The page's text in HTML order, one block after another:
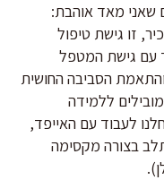
שאני מאד אוהבת:
זו גישת טיפול
עם גישת המטפל
הסביבה החושית
ללמידה
לעבוד עם האייפד,
בצורה מקסימה